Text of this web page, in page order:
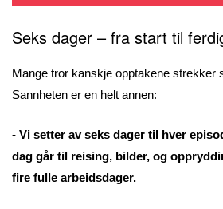
Seks dager – fra start til
Mange tror kanskje opptakene strekker
Sannheten er en helt annen:
- Vi setter av seks dager til hver
dag går til reising, bilder, og
fire fulle arbeidsdager.